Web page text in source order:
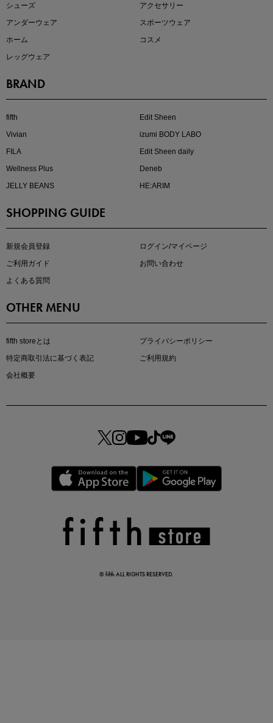
大人の着映えアイテム5選
マストバイアイテム
この夏の主役確定！
シューズ
アクセサリー
アンダーウェア
スポーツウェア
ホーム
コスメ
レッグウェア
BRAND
fifth
Edit Sheen
Vivian
izumi BODY LABO
FILA
Edit Sheen daily
Wellness Plus
Deneb
JELLY BEANS
HE:ARIM
SHOPPING GUIDE
新規会員登録
ログイン/マイページ
ご利用ガイド
お問い合わせ
よくある質問
OTHER MENU
fifth storeとは
プライバシーポリシー
特定商取引法に基づく表記
ご利用規約
会社概要
© fifth ALL RIGHTS RESERVED.